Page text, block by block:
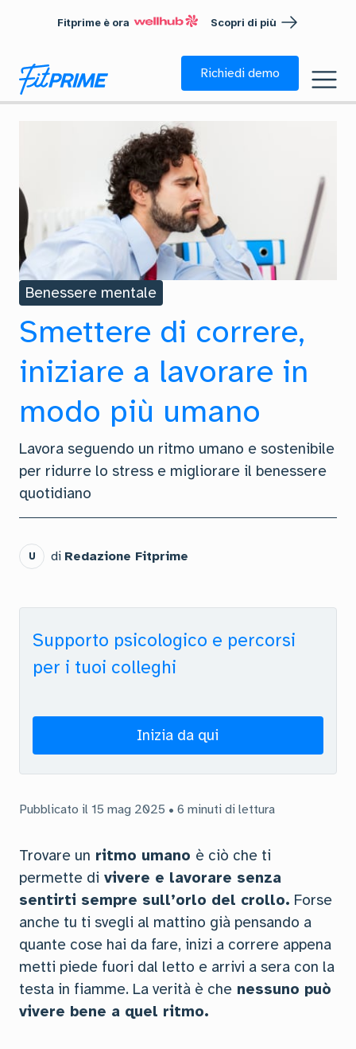
Fitprime è ora Scopri di più
Richiedi demo
Benessere mentale
Smettere di correre,
iniziare a lavorare in
modo più umano
Lavora seguendo un ritmo umano e sostenibile
per ridurre lo stress e migliorare il benessere
quotidiano
U di Redazione Fitprime
Supporto psicologico e percorsi
per i tuoi colleghi
Inizia da qui
Pubblicato il 15 mag 2025 • 6 minuti di lettura
Trovare un ritmo umano è ciò che ti
permette di vivere e lavorare senza
sentirti sempre sull’orlo del crollo. Forse
anche tu ti svegli al mattino già pensando a
quante cose hai da fare, inizi a correre appena
metti piede fuori dal letto e arrivi a sera con la
testa in fiamme. La verità è che nessuno può
vivere bene a quel ritmo.